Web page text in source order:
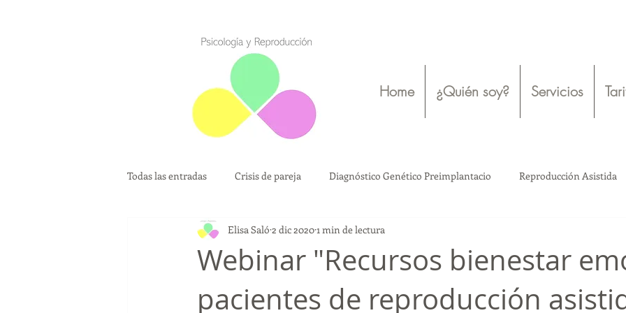
Home ¿Quién soy? Servicios
Todas las entradas Crisis de pareja Diagnóstico Genético Preimplantacio Reproducción Asistida
Madres solteras por Elección Ovodonación
Diagnóstico Genético Preimplantacio Reproducción Asistida Madres
Webinar "Recursos bienestar
pacientes de reproducción
Elisa Saló 2 dic 20201 min de lectura